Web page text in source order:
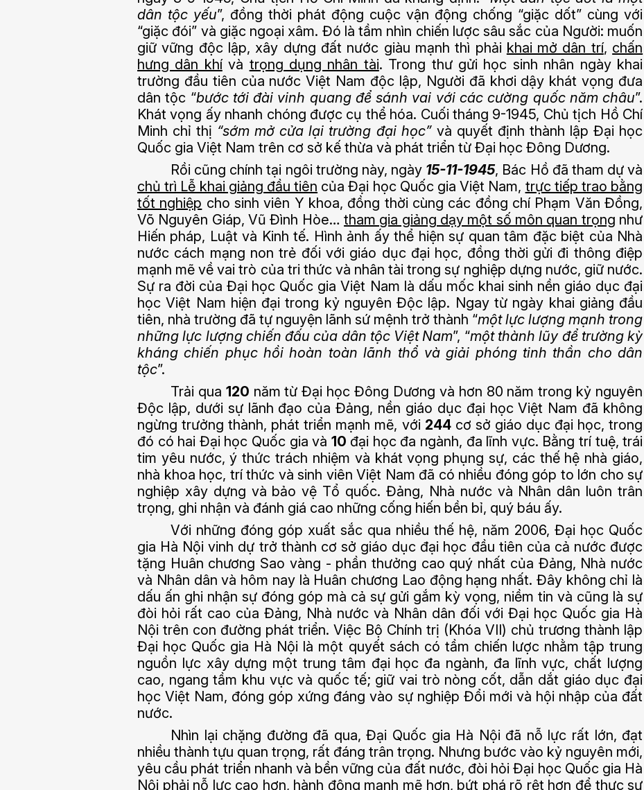
dân tộc yếu”, đồng thời phát động cuộc vận động chống “giặc dốt” cùng với
“giặc đói” và giặc ngoại xâm. Đó là tầm nhìn chiến lược sâu sắc của Người: muốn
giữ vững độc lập, xây dựng đất nước giàu mạnh thì phải khai mở dân trí, chấn
hưng dân khívà trọng dụng nhân tài. Trong thư gửi học sinh nhân ngày khai
trường đầu tiên của nước Việt Nam độc lập, Người đã khơi dậy khát vọng đưa
dân tộc “bước tới đài vinh quang để sánh vai với các cường quốc năm châu”.
Khát vọng ấy nhanh chóng được cụ thể hóa. Cuối tháng 9-1945, Chủ tịch Hồ Chí
Minh chỉ thị “sớm mở cửa lại trường đại học”và quyết định thành lập Đại học
Quốc gia Việt Nam trên cơ sở kế thừa và phát triển từ Đại học Đông Dương.
Rồi cũng chính tại ngôi trường này, ngày 15-11-1945, Bác Hồ đã tham dự và
chủ trì Lễ khai giảng đầu tiên của Đại học Quốc gia Việt Nam, trực tiếp trao bằng
tốt nghiệp cho sinh viên Y khoa, đồng thời cùng các đồng chí Phạm Văn Đồng,
Võ Nguyên Giáp, Vũ Đình Hòe…tham gia giảng dạy một số môn quan trọng như
Hiến pháp, Luật và Kinh tế. Hình ảnh ấy thể hiện sự quan tâm đặc biệt của Nhà
nước cách mạng non trẻ đối với giáo dục đại học, đồng thời gửi đi thông điệp
mạnh mẽ về vai trò của tri thức và nhân tài trong sự nghiệp dựng nước, giữ nước.
Sự ra đời của Đại học Quốc gia Việt Nam là dấu mốc khai sinh nền giáo dục đại
học Việt Nam hiện đại trong kỷ nguyên Độc lập. Ngay từ ngày khai giảng đầu
tiên, nhà trường đã tự nguyện lãnh sứ mệnh trở thành “một lực lượng mạnh trong
những lực lượng chiến đấu của dân tộc Việt Nam”, “một thành lũy để trường kỳ
kháng chiến phục hồi hoàn toàn lãnh thổ và giải phóng tinh thần cho dân
tộc”.
Trải qua 120 năm từ Đại học Đông Dương và hơn 80 năm trong kỷ nguyên
Độc lập, dưới sự lãnh đạo của Đảng, nền giáo dục đại học Việt Nam đã không
ngừng trưởng thành, phát triển mạnh mẽ, với 244cơ sở giáo dục đại học, trong
đó có hai Đại học Quốc gia và 10 đại học đa ngành, đa lĩnh vực. Bằng trí tuệ, trái
tim yêu nước, ý thức trách nhiệm và khát vọng phụng sự, các thế hệ nhà giáo,
nhà khoa học, trí thức và sinh viên Việt Nam đã có nhiều đóng góp to lớn cho sự
nghiệp xây dựng và bảo vệ Tổ quốc. Đảng, Nhà nước và Nhân dân luôn trân
trọng, ghi nhận và đánh giá cao những cống hiến bền bỉ, quý báu ấy.
Với những đóng góp xuất sắc qua nhiều thế hệ, năm 2006, Đại học Quốc
gia Hà Nội vinh dự trở thành cơ sở giáo dục đại học đầu tiên của cả nước được
tặng Huân chương Sao vàng - phần thưởng cao quý nhất của Đảng, Nhà nước
và Nhân dân và hôm nay là Huân chương Lao động hạng nhất. Đây không chỉ là
dấu ấn ghi nhận sự đóng góp mà cả sự gửi gắm kỳ vọng, niềm tin và cũng là sự
đòi hỏi rất cao của Đảng, Nhà nước và Nhân dân đối với Đại học Quốc gia Hà
Nội trên con đường phát triển. Việc Bộ Chính trị (Khóa VII) chủ trương thành lập
Đại học Quốc gia Hà Nội là một quyết sách có tầm chiến lược nhằm tập trung
nguồn lực xây dựng một trung tâm đại học đa ngành, đa lĩnh vực, chất lượng
cao, ngang tầm khu vực và quốc tế; giữ vai trò nòng cốt, dẫn dắt giáo dục đại
học Việt Nam, đóng góp xứng đáng vào sự nghiệp Đổi mới và hội nhập của đất
nước.
Nhìn lại chặng đường đã qua, Đại Quốc gia Hà Nội đã nỗ lực rất lớn, đạt
nhiều thành tựu quan trọng, rất đáng trân trọng. Nhưng bước vào kỷ nguyên mới,
yêu cầu phát triển nhanh và bền vững của đất nước, đòi hỏi Đại học Quốc gia Hà
Nội phải nỗ lực cao hơn, hành động mạnh mẽ hơn, bứt phá rõ rệt hơn để thực sự